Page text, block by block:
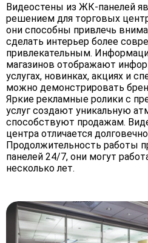
Видеостены из ЖК-панелей
решением для торговых
они способны привлечь
сделать интерьер более
привлекательным.
магазинов отображают
услугах, новинках, акциях и
можно демонстрировать
Яркие рекламные ролики с
услуг создают уникальную
способствуют продажам.
центра отличается
Продолжительность работы
панелей 24/7, они могут
несколько лет.